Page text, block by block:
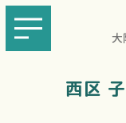
大
西区